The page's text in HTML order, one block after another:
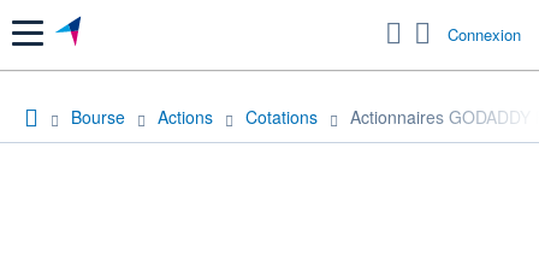
Menu Connexion
Bourse Actions Cotations Actionnaires GODADDY